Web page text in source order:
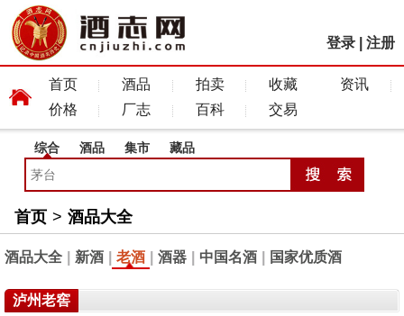
登录 注册
首页 酒品 拍卖 收藏
资讯
价格
厂志 百科 交易
综合 酒品 集市 藏品
首页 > 酒品大全
酒品大全 新酒 老酒 酒器 中国名酒 国家优质酒
泸州老窖